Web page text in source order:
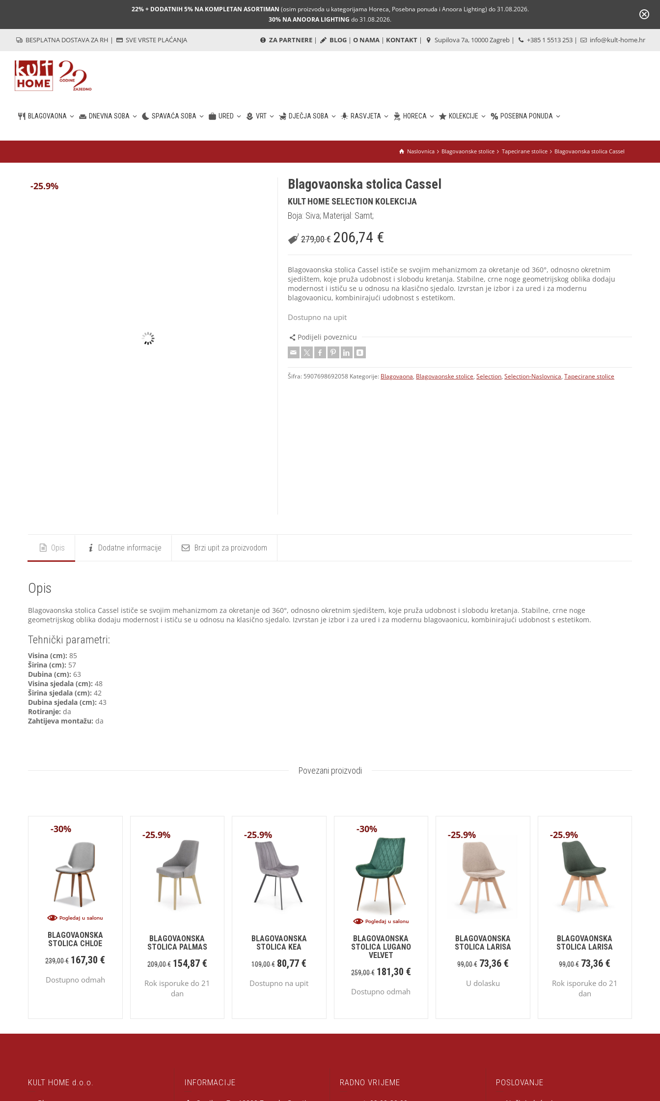
22% + DODATNIH 5% NA KOMPLETAN ASORTIMAN (osim proizvoda u kategorijama Horeca, Posebna ponuda i Anoora Lighting) do 31.08.2026.
30% NA ANOORA LIGHTING do 31.08.2026.
BESPLATNA DOSTAVA ZA RH | SVE VRSTE PLAĆANJA ZA PARTNERE | BLOG | O NAMA | KONTAKT | Supilova 7a, 10000 Zagreb | +385 1 5513 253 | info@kult-home.hr
BLAGOVAONA DNEVNA SOBA SPAVAĆA SOBA URED VRT DJEČJA SOBA RASVJETA HORECA KOLEKCIJE POSEBNA PONUDA
HR
Naslovnica Blagovaonske stolice Tapecirane stolice Blagovaonska stolica Cassel
-25.9% Blagovaonska stolica Cassel
KULT HOME SELECTION KOLEKCIJA
Boja: Siva; Materijal: Samt;
279,00€ 206,74 €
Blagovaonska stolica Cassel ističe se svojim mehanizmom za okretanje od 360°, odnosno okretnim
sjedištem, koje pruža udobnost i slobodu kretanja. Stabilne, crne noge geometrijskog oblika dodaju
modernost i ističu se u odnosu na klasično sjedalo. Izvrstan je izbor i za ured i za modernu
blagovaonicu, kombinirajući udobnost s estetikom.
Dostupno na upit
Podijeli poveznicu
Šifra: 5907698692058 Kategorije: Blagovaona Blagovaonske stolice ,Selection ,Selection-Naslovnica ,Tapecirane stolice
Opis Dodatne informacije Brzi upit za proizvodom
Opis
Blagovaonska stolica Cassel ističe se svojim mehanizmom za okretanje od 360°, odnosno okretnim sjedištem, koje pruža udobnost i slobodu kretanja. Stabilne, crne noge
geometrijskog oblika dodaju modernost i ističu se u odnosu na klasično sjedalo. Izvrstan je izbor i za ured i za modernu blagovaonicu, kombinirajući udobnost s estetikom.
Tehnički parametri:
Visina (cm): 85
Širina (cm): 57
Dubina (cm): 63
Visina sjedala (cm): 48
Širina sjedala (cm): 42
Dubina sjedala (cm): 43
Rotiranje: da
Zahtijeva montažu: da
Povezani proizvodi
-30%
BLAGOVAONSKA
STOLICA CHLOE
239,00€ 167,30€
Dostupno odmah
-25.9%
BLAGOVAONSKA
STOLICA PALMAS
209,00€ 154,87 €
Rok isporuke do 21
dan
-25.9%
BLAGOVAONSKA
STOLICA KEA
109,00€ 80,77€
Dostupno na upit
-30%
BLAGOVAONSKA
STOLICA LUGANO
VELVET
259,00€ 181,30 €
Dostupno odmah
-25.9%
BLAGOVAONSKA
STOLICA LARISA
99,00€ 73,36 €
U dolasku
-25.9%
BLAGOVAONSKA
STOLICA LARISA
99,00€ 73,36€
Rok isporuke do 21
dan
KULT HOME d.o.o. INFORMACIJE RADNO VRIJEME POSLOVANJE